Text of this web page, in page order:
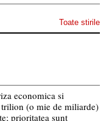
Toate stirile
economica si
(o mie de miliarde)
prioritatea sunt